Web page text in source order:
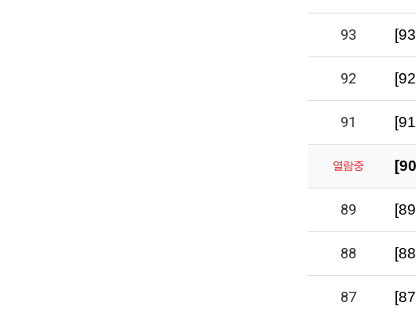
93
92
91
열람중
89
88
87